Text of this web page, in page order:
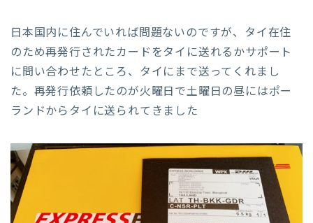
日本国内に住んでいれば問題ないのですが、タイ在住
のため再発行されたカードをタイに送れるかサポート
に問い合わせたところ、タイにまで送ってくれまし
た。再発行依頼したのが火曜日で土曜日の昼にはポー
ランドからタイに送られてきました